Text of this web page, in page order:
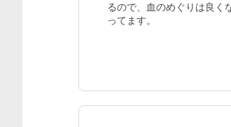
るので、血のめぐりは良く
ってます。